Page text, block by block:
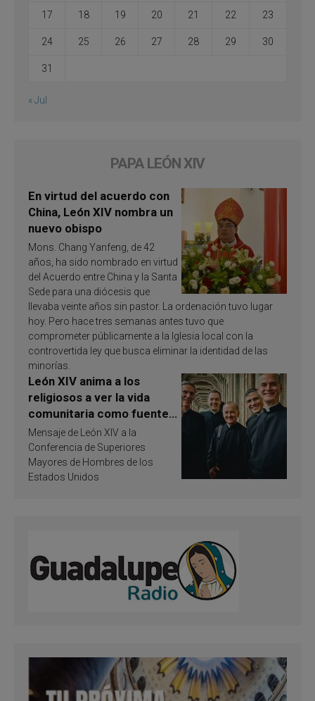
17 18 19 20 21 22 23
24 25 26 27 28 29 30
31
« Jul
PAPA LEÓN XIV
En virtud del acuerdo con
China, León XIV nombra un
nuevo obispo
Mons. Chang Yanfeng, de 42
años, ha sido nombrado en virtud
del Acuerdo entre China y la Santa
Sede para una diócesis que
llevaba veinte años sin pastor. La ordenación tuvo lugar
hoy. Pero hace tres semanas antes tuvo que
comprometer públicamente a la Iglesia local con la
controvertida ley que busca eliminar la identidad de las
minorías.
León XIV anima a los
religiosos a ver la vida
comunitaria como fuente
de inspiración y
santificación
Mensaje de León XIV a la
Conferencia de Superiores
Mayores de Hombres de los
Estados Unidos